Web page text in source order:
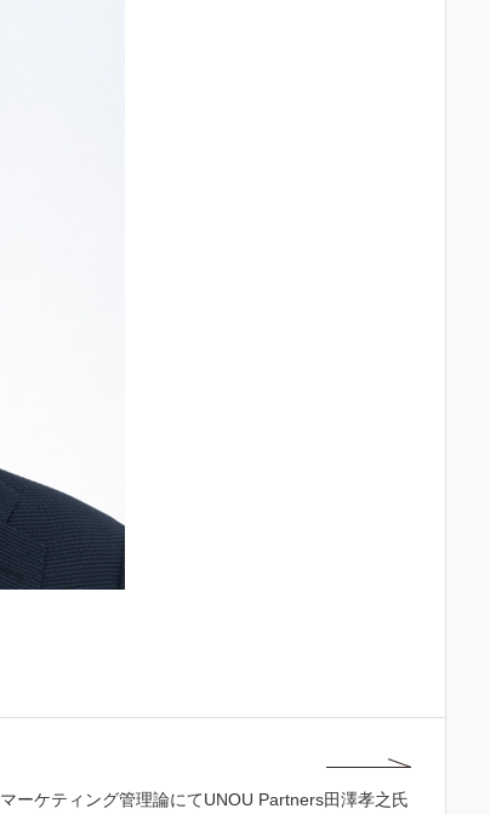
マーケティング管理論にてUNOU Partners田澤孝之氏